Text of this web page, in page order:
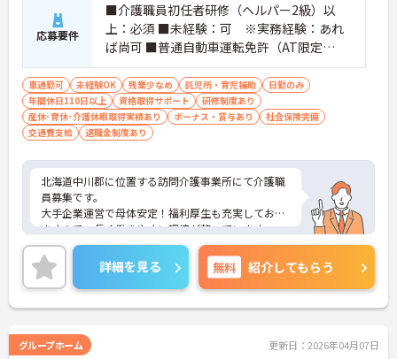
応募要件
■介護職員初任者研修（ヘルパー2級）以
上：必須 ■未経験：可 ※実務経験：あれ
ば尚可 ■普通自動車運転免許（AT限定
可）：必須（ペーパードライバー不可）
車通勤可 未経験OK 残業少なめ 託児所・育児補助
日勤のみ
年間休日110日以上
資格取得サポート
研修制度あり
産休･育休･介護休暇取得実績あり
ボーナス・賞与あり
社会保険完備
交通費支給
退職金制度あり
北海道中川郡に位置する訪問介護事業所にて介護職
員募集です。
大手企業運営で母体安定！福利厚生も充実しており
ますので、長く働きやすい環境が整っています。
年間休日は110日もあり、プライベートとのメリハ
リのある働き方が可能です。
ご興味のある方には、面接対策ポイントなど、さら
に詳細をご案内しますのでお気軽にご相談くださ
い！
詳細を見る 無料 紹介してもらう
グループホーム 更新日：2026年04月07日